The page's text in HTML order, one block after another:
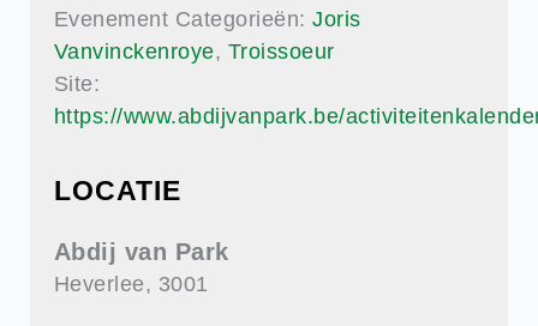
Evenement Categorieën: Joris
Vanvinckenroye, Troissoeur
Site:
https://www.abdijvanpark.be/
LOCATIE
Abdij van Park
Heverlee, 3001